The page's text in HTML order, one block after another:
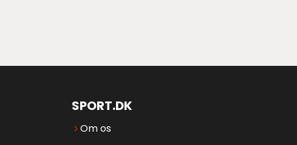
SPORT.DK
Om os